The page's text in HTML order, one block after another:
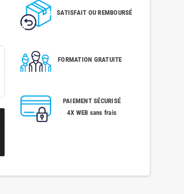
SATISFAIT OU REMBOURSÉ
FORMATION GRATUITE
PAIEMENT SÉCURISÉ
4X WEB sans frais